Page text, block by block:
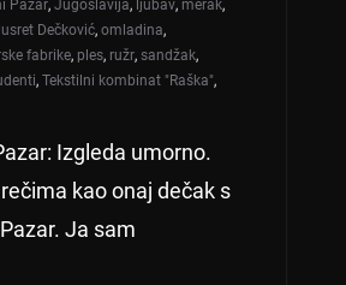
Pazar, Jugoslavija, ljubav, merak,
Dečković, omladina,
fabrike, ples, ružr, sandžak,
, Tekstilni kombinat "Raška",
Izgleda umorno.
kao onaj dečak s
Ja sam